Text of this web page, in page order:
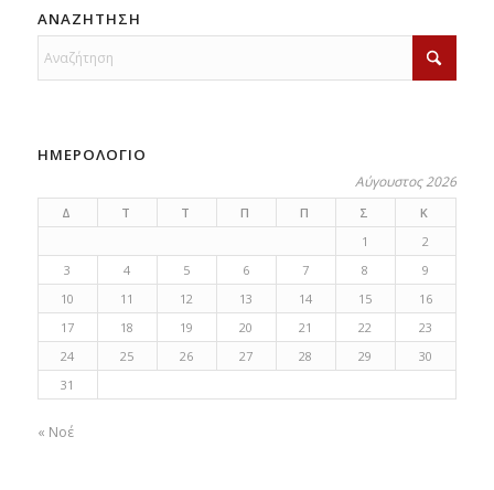
ΑΝΑΖΗΤΗΣΗ
ΗΜΕΡΟΛΟΓΙΟ
Αύγουστος 2026
Δ Τ Τ Π Π Σ
Κ
1
2
3
4 5 6 7 8
9
10
11 12 13 14 15
16
17
18 19 20 21 22
23
24
25 26 27 28 29
30
31
« Νοέ